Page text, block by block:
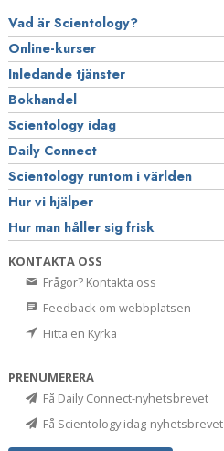
Vad är Scientology?
Online-kurser
Inledande tjänster
Bokhandel
Scientology idag
Daily Connect
Scientology runtom i världen
Hur vi hjälper
Hur man håller sig frisk
KONTAKTA OSS
Frågor? Kontakta oss
Feedback om webbplatsen
Hitta en Kyrka
PRENUMERERA
Få Daily Connect-nyhetsbrevet
Få Scientology idag-nyhetsbrevet